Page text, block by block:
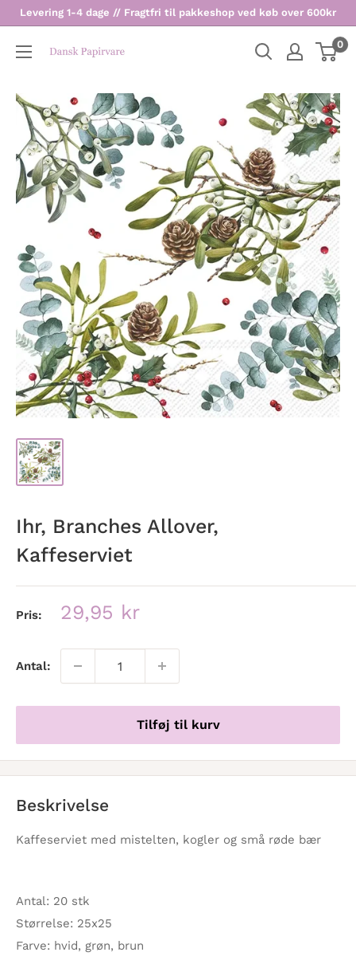
Levering 1-4 dage // Fragtfri til pakkeshop ved køb over 600kr
Dansk
0
Ihr, Branches Allover,
Kaffeserviet
Pris: Udsalgspris
29,95 kr
Antal:
Tilføj til kurv
Beskrivelse
Kaffeserviet med mistelten, kogler og små røde bær
Antal: 20 stk
Størrelse: 25x25
Farve: hvid, grøn, brun